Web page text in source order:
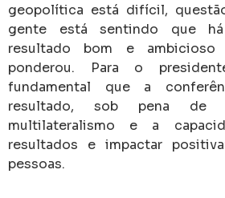
geopolítica está difícil,
gente está sentindo que
resultado bom e ambicioso
ponderou. Para o
fundamental que a
resultado, sob pena de
multilateralismo e a
resultados e impactar
pessoas.